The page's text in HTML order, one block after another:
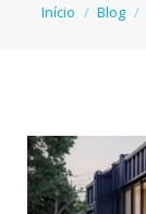
Você está aqui:
Início Blog